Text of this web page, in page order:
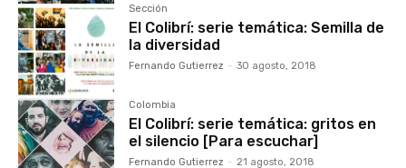
Sección
El Colibrí: serie temática: Semilla de
la diversidad
Fernando Gutierrez - 30 agosto, 2018
Colombia
El Colibrí: serie temática: gritos en
el silencio [Para escuchar]
Fernando Gutierrez - 21 agosto, 2018